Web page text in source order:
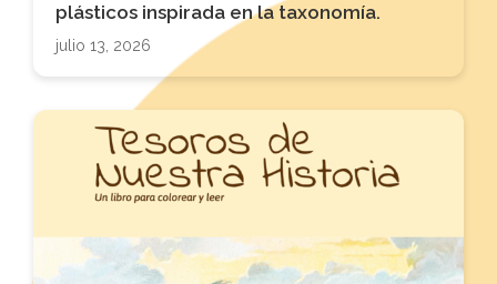
plásticos inspirada en la taxonomía.
julio 13, 2026